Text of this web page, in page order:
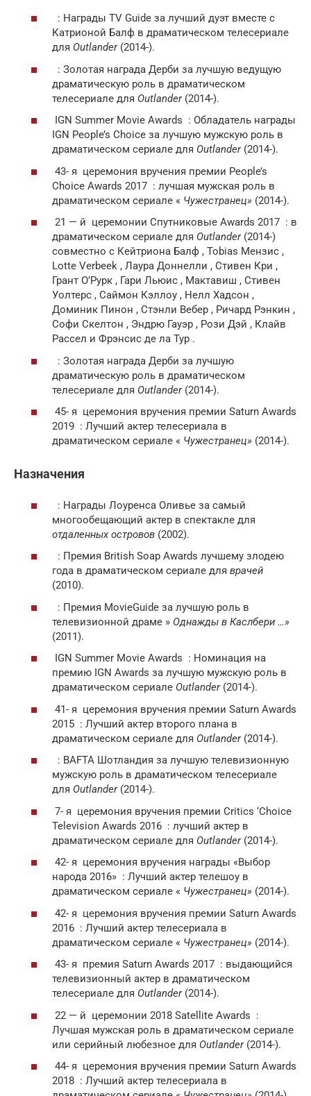
: Награды TV Guide за лучший дуэт вместе с
Катрионой Балф в драматическом телесериале
для Outlander(2014-).
: Золотая награда Дерби за лучшую ведущую
драматическую роль в драматическом
телесериале для Outlander(2014-).
IGN Summer Movie Awards : Обладатель награды
IGN People’s Choice за лучшую мужскую роль в
драматическом сериале для Outlander(2014-).
43- я церемония вручения премии People’s
Choice Awards 2017 : лучшая мужская роль в
драматическом сериале « Чужестранец» (2014-).
21 — й церемонии Спутниковые Awards 2017 : в
драматическом сериале для Outlander(2014-)
совместно с Кейтриона Балф , Tobias Мензис ,
Lotte Verbeek , Лаура Доннелли , Стивен Кри ,
Грант О’Рурк , Гари Льюис , Мактавиш , Стивен
Уолтерс , Саймон Кэллоу , Нелл Хадсон ,
Доминик Пинон , Стэнли Вебер , Ричард Рэнкин ,
Софи Скелтон , Эндрю Гауэр , Рози Дэй , Клайв
Рассел и Фрэнсис де ла Тур .
: Золотая награда Дерби за лучшую
драматическую роль в драматическом
телесериале для Outlander(2014-).
45- я церемония вручения премии Saturn Awards
2019 : Лучший актер телесериала в
драматическом сериале « Чужестранец» (2014-).
Назначения
: Награды Лоуренса Оливье за самый
многообещающий актер в спектакле для
отдаленных островов (2002).
: Премия British Soap Awards лучшему злодею
года в драматическом сериале для врачей
(2010).
: Премия MovieGuide за лучшую роль в
телевизионной драме » Однажды в Каслбери …»
(2011).
IGN Summer Movie Awards : Номинация на
премию IGN Awards за лучшую мужскую роль в
драматическом сериале Outlander(2014-).
41- я церемония вручения премии Saturn Awards
2015 : Лучший актер второго плана в
драматическом сериале для Outlander(2014-).
: BAFTA Шотландия за лучшую телевизионную
мужскую роль в драматическом телесериале
для Outlander(2014-).
7- я церемония вручения премии Critics ‘Choice
Television Awards 2016 : лучший актер в
драматическом сериале для Outlander(2014-).
42- я церемония вручения награды «Выбор
народа 2016» : Лучший актер телешоу в
драматическом сериале « Чужестранец» (2014-).
42- я церемония вручения премии Saturn Awards
2016 : Лучший актер телесериала в
драматическом сериале « Чужестранец» (2014-).
43- я премия Saturn Awards 2017 : выдающийся
телевизионный актер в драматическом
телесериале для Outlander(2014-).
22 — й церемонии 2018 Satellite Awards :
Лучшая мужская роль в драматическом сериале
или серийный любезное для Outlander(2014-).
44- я церемония вручения премии Saturn Awards
2018 : Лучший актер телесериала в